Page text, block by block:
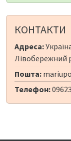
КОНТАКТИ
Адреса:
Лівобережний
Пошта:
Телефон: